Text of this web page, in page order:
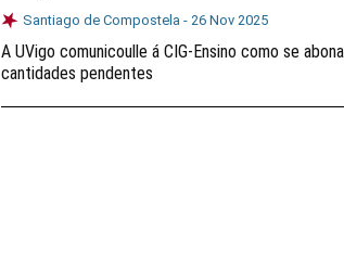
Santiago de Compostela - 26 Nov 2025
A UVigo comunicoulle á CIG-Ensino como se
cantidades pendentes